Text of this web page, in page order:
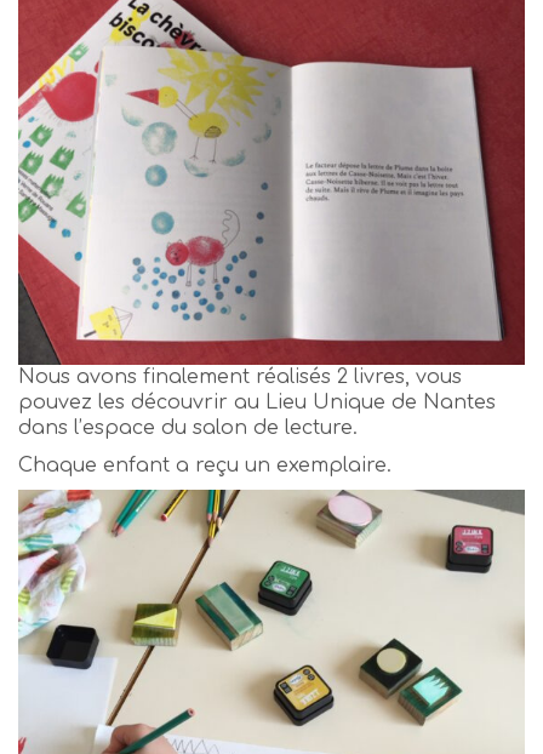
Nous avons finalement réalisés 2 livres, vous
pouvez les découvrir au Lieu Unique de Nantes
dans l’espace du salon de lecture.
Chaque enfant a reçu un exemplaire.